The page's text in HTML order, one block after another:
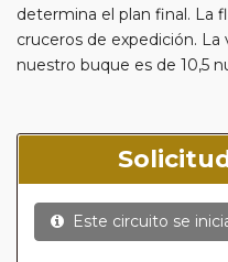
determina el plan final. La
cruceros de expedición.
nuestro buque es de 10,5
Este circuito se